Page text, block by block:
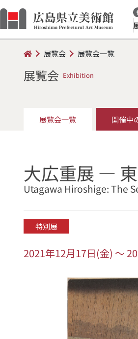
展覧会 展覧会一覧
展覧会 Exhibition
展覧会一覧 開催中
大広重展 ―
Utagawa Hiroshige: The
特別展
2021年12月17日(金) ～